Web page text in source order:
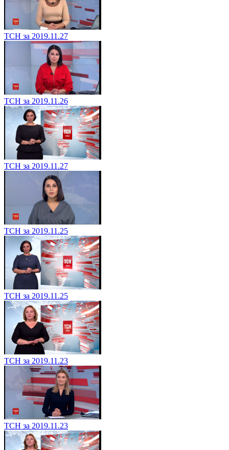
ТСН за 2019.11.27
ТСН за 2019.11.26
ТСН за 2019.11.27
ТСН за 2019.11.25
ТСН за 2019.11.25
ТСН за 2019.11.23
ТСН за 2019.11.23